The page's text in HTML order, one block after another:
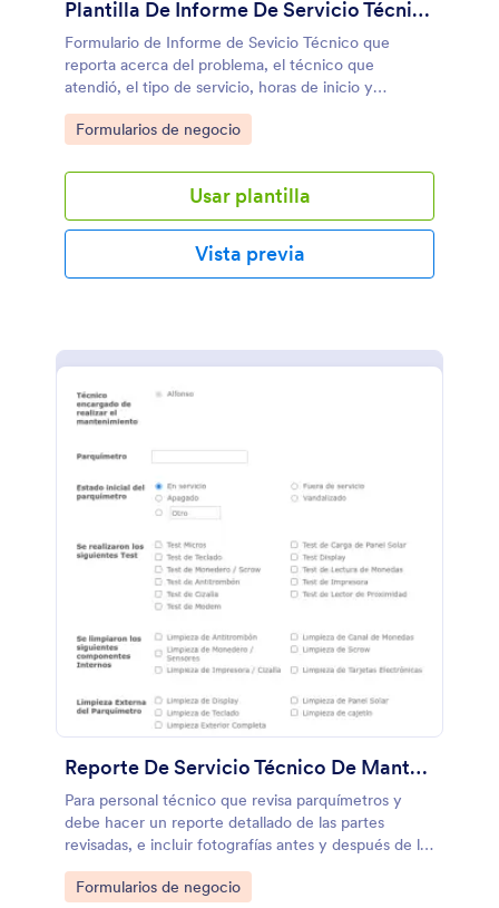
Plantilla De Informe De Servicio Técnico
Formulario de Informe de Sevicio Técnico que
reporta acerca del problema, el técnico que
atendió, el tipo de servicio, horas de inicio y
término, y otros comentarios sobre el servicio.
Go to Category:
Formularios de negocio
Usar plantilla
Vista previa
Reporte De Servicio Técnico De Mantenimiento
Para personal técnico que revisa parquímetros y
debe hacer un reporte detallado de las partes
revisadas, e incluir fotografías antes y después de la
revisión y mantenimiento.
Go to Category:
Formularios de negocio